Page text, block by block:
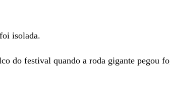
isolada.
do festival quando a roda gigante pegou